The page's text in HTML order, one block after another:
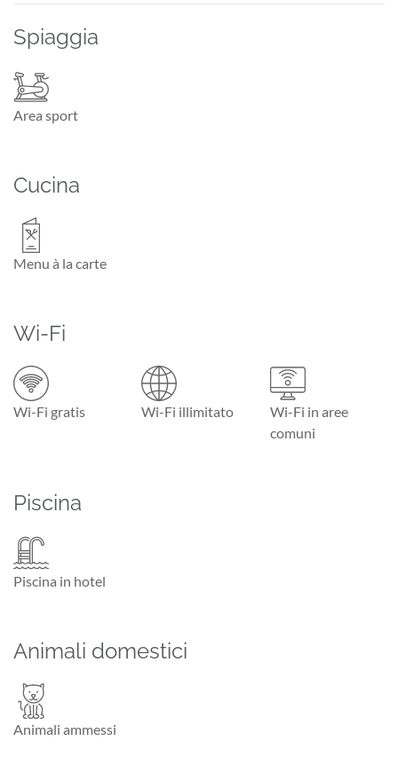
Spiaggia
Area sport
Cucina
Menu à la carte
Wi-Fi
Wi-Fi gratis Wi-Fi illimitato
Wi-Fi in aree
comuni
Piscina
Piscina in hotel
Animali domestici
Animali ammessi